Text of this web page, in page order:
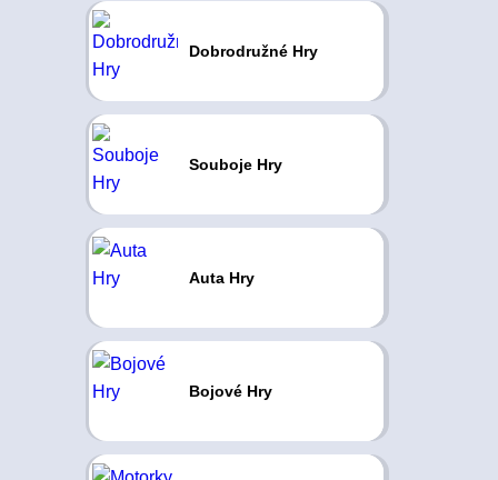
Dobrodružné Hry
Souboje Hry
Auta Hry
Bojové Hry